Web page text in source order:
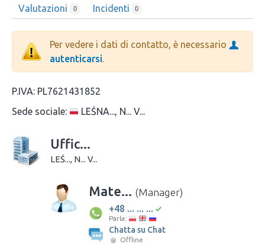
Valutazioni 0 Incidenti 0
Per vedere i dati di contatto, è necessario
autenticarsi
P.IVA: PL7621431852
Sede sociale:
LEŚNA..., N... V...
Uffic...
LEŚ..., N... V...
Mate... (Manager)
+48 ... ... ...
Parla:
Chatta su Chat
Offline